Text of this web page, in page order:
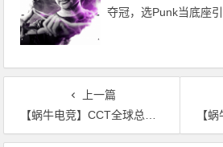
夺冠，选Punk当底座
上一篇
【蜗牛电竞】CCT全球总决赛 2024：paiN 2-1击败OG【EV扑克小游戏官网】
【蜗牛电竞